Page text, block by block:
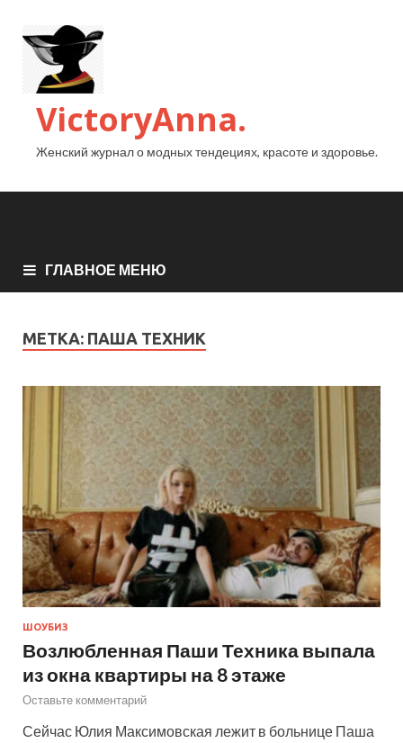
VictoryAnna.
Женский журнал о модных тендециях, красоте и здоровье.
ГЛАВНОЕ МЕНЮ
МЕТКА: ПАША ТЕХНИК
ШОУБИЗ
Возлюбленная Паши Техника выпала
из окна квартиры на 8 этаже
Оставьте комментарий
Сейчас Юлия Максимовская лежит в больнице Паша